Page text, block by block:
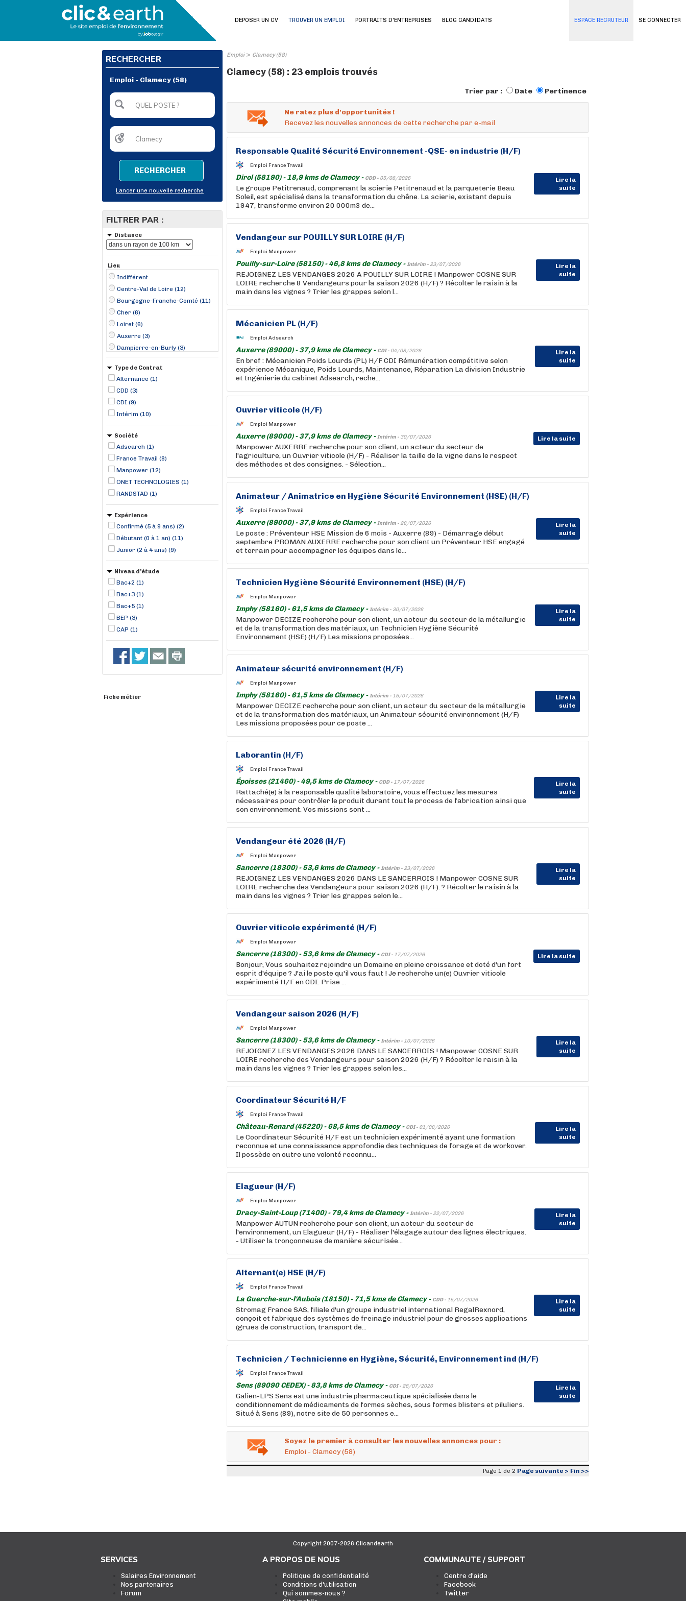
SE CONNECTER
DEPOSER UN CV TROUVER UN EMPLOI PORTRAITS D'ENTREPRISES BLOG CANDIDATS ESPACE RECRUTEUR
RECHERCHER
Emploi - Clamecy (58)
RECHERCHER
Lancer une nouvelle recherche
FILTRER PAR :
Distance
Lieu
Indifférent
Centre-Val de Loire (12)
Bourgogne-Franche-Comté (11)
Cher (6)
Loiret (6)
Auxerre (3)
Dampierre-en-Burly (3)
Sancerre (3)
Imphy (2)
Aubigny-sur-Nère (1)
Bourges (1)
Château-Renard (1)
Châtenoy (1)
Type de Contrat
Alternance (1)
CDD (3)
CDI (9)
Intérim (10)
Société
Adsearch (1)
France Travail (8)
Manpower (12)
ONET TECHNOLOGIES (1)
RANDSTAD (1)
Expérience
Confirmé (5 à 9 ans) (2)
Débutant (0 à 1 an) (11)
Junior (2 à 4 ans) (9)
Niveau d'étude
Bac+2 (1)
Bac+3 (1)
Bac+5 (1)
BEP (3)
CAP (1)
Fiche métier
Emploi> Clamecy (58)
Clamecy (58) : 23 emplois trouvés
Trier par : Date Pertinence
Ne ratez plus d'opportunités !
Recevez les nouvelles annonces de cette recherche par e-mail
Responsable Qualité Sécurité Environnement -QSE- en industrie (H/F)
Emploi France Travail
Dirol (58190) - 18,9 kms de Clamecy - CDD - 05/08/2026
Lire la
suite
Le groupe Petitrenaud, comprenant la scierie Petitrenaud et la parqueterie Beau
Soleil, est spécialisé dans la transformation du chêne. La scierie, existant depuis
1947, transforme environ 20 000m3 de...
Vendangeur sur POUILLY SUR LOIRE (H/F)
Emploi Manpower
Pouilly-sur-Loire (58150) - 46,8 kms de Clamecy -Intérim - 23/07/2026
Lire la
suite
REJOIGNEZ LES VENDANGES 2026 A POUILLY SUR LOIRE ! Manpower COSNE SUR
LOIRE recherche 8 Vendangeurs pour la saison 2026 (H/F) ? Récolter le raisin à la
main dans les vignes ? Trier les grappes selon l...
Mécanicien PL (H/F)
Emploi Adsearch
Auxerre (89000) - 37,9 kms de Clamecy - CDI - 04/08/2026
Lire la
suite
En bref : Mécanicien Poids Lourds (PL) H/F CDI Rémunération compétitive selon
expérience Mécanique, Poids Lourds, Maintenance, Réparation La division Industrie
et Ingénierie du cabinet Adsearch, reche...
Ouvrier viticole (H/F)
Emploi Manpower
Auxerre (89000) - 37,9 kms de Clamecy -Intérim - 30/07/2026 Lire la suite
Manpower AUXERRE recherche pour son client, un acteur du secteur de
l'agriculture, un Ouvrier viticole (H/F) - Réaliser la taille de la vigne dans le respect
des méthodes et des consignes. - Sélection...
Animateur / Animatrice en Hygiène Sécurité Environnement (HSE) (H/F)
Emploi France Travail
Auxerre (89000) - 37,9 kms de Clamecy -Intérim - 28/07/2026
Lire la
suite
Le poste : Préventeur HSE Mission de 6 mois - Auxerre (89) - Démarrage début
septembre PROMAN AUXERRE recherche pour son client un Préventeur HSE engagé
et terrain pour accompagner les équipes dans le...
Technicien Hygiène Sécurité Environnement (HSE) (H/F)
Emploi Manpower
Imphy (58160) - 61,5 kms de Clamecy -Intérim - 30/07/2026
Lire la
suite
Manpower DECIZE recherche pour son client, un acteur du secteur de la métallurgie
et de la transformation des matériaux, un Technicien Hygiène Sécurité
Environnement (HSE) (H/F) Les missions proposées...
Animateur sécurité environnement (H/F)
Emploi Manpower
Imphy (58160) - 61,5 kms de Clamecy -Intérim - 15/07/2026
Lire la
suite
Manpower DECIZE recherche pour son client, un acteur du secteur de la métallurgie
et de la transformation des matériaux, un Animateur sécurité environnement (H/F)
Les missions proposées pour ce poste ...
Laborantin (H/F)
Emploi France Travail
Époisses (21460) - 49,5 kms de Clamecy - CDD - 17/07/2026
Lire la
suite
Rattaché(e) à la responsable qualité laboratoire, vous effectuez les mesures
nécessaires pour contrôler le produit durant tout le process de fabrication ainsi que
son environnement. Vos missions sont ...
Vendangeur été 2026 (H/F)
Emploi Manpower
Sancerre (18300) - 53,6 kms de Clamecy -Intérim - 23/07/2026
Lire la
suite
REJOIGNEZ LES VENDANGES 2026 DANS LE SANCERROIS ! Manpower COSNE SUR
LOIRE recherche des Vendangeurs pour saison 2026 (H/F). ? Récolter le raisin à la
main dans les vignes ? Trier les grappes selon le...
Ouvrier viticole expérimenté (H/F)
Emploi Manpower
Sancerre (18300) - 53,6 kms de Clamecy - CDI - 17/07/2026 Lire la suite
Bonjour, Vous souhaitez rejoindre un Domaine en pleine croissance et doté d'un fort
esprit d'équipe ? J'ai le poste qu'il vous faut ! Je recherche un(e) Ouvrier viticole
expérimenté H/F en CDI. Prise ...
Vendangeur saison 2026 (H/F)
Emploi Manpower
Sancerre (18300) - 53,6 kms de Clamecy -Intérim - 10/07/2026
Lire la
suite
REJOIGNEZ LES VENDANGES 2026 DANS LE SANCERROIS ! Manpower COSNE SUR
LOIRE recherche des Vendangeurs pour saison 2026 (H/F) ? Récolter le raisin à la
main dans les vignes ? Trier les grappes selon les...
Coordinateur Sécurité H/F
Emploi France Travail
Château-Renard (45220) - 68,5 kms de Clamecy - CDI - 01/08/2026
Lire la
suite
Le Coordinateur Sécurité H/F est un technicien expérimenté ayant une formation
reconnue et une connaissance approfondie des techniques de forage et de workover.
Il possède en outre une volonté reconnu...
Elagueur (H/F)
Emploi Manpower
Dracy-Saint-Loup (71400) - 79,4 kms de Clamecy -Intérim - 22/07/2026
Lire la
suite
Manpower AUTUN recherche pour son client, un acteur du secteur de
l'environnement, un Elagueur (H/F) - Réaliser l'élagage autour des lignes électriques.
- Utiliser la tronçonneuse de manière sécurisée...
Alternant(e) HSE (H/F)
Emploi France Travail
La Guerche-sur-l'Aubois (18150) - 71,5 kms de Clamecy - CDD - 15/07/2026
Lire la
suite
Stromag France SAS, filiale d'un groupe industriel international RegalRexnord,
conçoit et fabrique des systèmes de freinage industriel pour de grosses applications
(grues de construction, transport de...
Technicien / Technicienne en Hygiène, Sécurité, Environnement ind (H/F)
Emploi France Travail
Sens (89090 CEDEX) - 83,8 kms de Clamecy - CDI - 28/07/2026
Lire la
suite
Galien-LPS Sens est une industrie pharmaceutique spécialisée dans le
conditionnement de médicaments de formes sèches, sous formes blisters et piluliers.
Situé à Sens (89), notre site de 50 personnes e...
Soyez le premier à consulter les nouvelles annonces pour :
Emploi - Clamecy (58)
Page 1 de 2 Page suivante > Fin >>
Copyright 2007-2026 Clicandearth
SERVICES
Salaires Environnement
Nos partenaires
Forum
A PROPOS DE NOUS
Politique de confidentialité
Conditions d'utilisation
Qui sommes-nous ?
COMMUNAUTE / SUPPORT
Centre d'aide
Facebook
Twitter